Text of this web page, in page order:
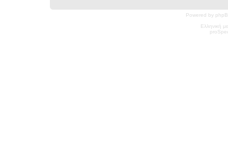
Powered by
Ελληνική
pro